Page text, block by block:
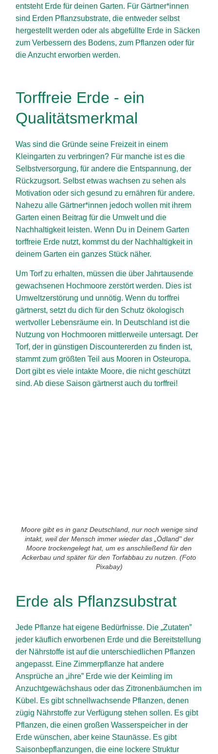
entsteht Erde für deinen Garten. Für Gärtner*innen
sind Erden Pflanzsubstrate, die entweder selbst
hergestellt werden oder als abgefüllte Erde in Säcken
zum Verbessern des Bodens, zum Pflanzen oder für
die Anzucht erworben werden.
Torffreie Erde - ein
Qualitätsmerkmal
Was sind die Gründe seine Freizeit in einem
Kleingarten zu verbringen? Für manche ist es die
Selbstversorgung, für andere die Entspannung, der
Rückzugsort. Selbst etwas wachsen zu sehen als
Motivation oder sich gesund zu ernähren für andere.
Nahezu alle Gärtner*innen jedoch wollen mit ihrem
Garten einen Beitrag für die Umwelt und die
Nachhaltigkeit leisten. Wenn Du in Deinem Garten
torffreie Erde nutzt, kommst du der Nachhaltigkeit in
deinem Garten ein ganzes Stück näher.
Um Torf zu erhalten, müssen die über Jahrtausende
gewachsenen Hochmoore zerstört werden. Dies ist
Umweltzerstörung und unnötig. Wenn du torffrei
gärtnerst, setzt du dich für den Schutz ökologisch
wertvoller Lebensräume ein. In Deutschland ist die
Nutzung von Hochmooren mittlerweile untersagt. Der
Torf, der in günstigen Discountererden zu finden ist,
stammt zum größten Teil aus Mooren in Osteuropa.
Dort gibt es viele intakte Moore, die nicht geschützt
sind. Ab diese Saison gärtnerst auch du torffrei!
Moore gibt es in ganz Deutschland, nur noch wenige sind
intakt, weil der Mensch immer wieder das „Ödland" der
Moore trockengelegt hat, um es anschließend für den
Ackerbau und später für den Torfabbau zu nutzen. (Foto
Pixabay)
Erde als Pflanzsubstrat
Jede Pflanze hat eigene Bedürfnisse. Die „Zutaten”
jeder käuflich erworbenen Erde und die Bereitstellung
der Nährstoffe ist auf die unterschiedlichen Pflanzen
angepasst. Eine Zimmerpflanze hat andere
Ansprüche an „ihre” Erde wie der Keimling im
Anzuchtgewächshaus oder das Zitronenbäumchen im
Kübel. Es gibt schnellwachsende Pflanzen, denen
zügig Nährstoffe zur Verfügung stehen sollen. Es gibt
Pflanzen, die einen großen Wasserspeicher in der
Erde wünschen, aber keine Staunässe. Es gibt
Saisonbepflanzungen, die eine lockere Struktur